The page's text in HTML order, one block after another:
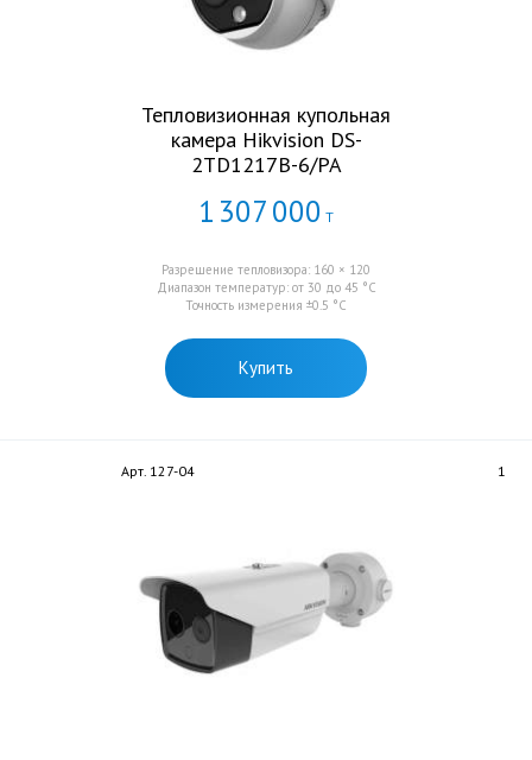
Тепловизионная купольная
камера Hikvision DS-
2TD1217B-6/PA
1 307000 Т
Разрешение тепловизора: 160 × 120
Диапазон температур: от 30 до 45 °C
Точность измерения ±0.5 °C
Купить
Арт. 127-04 1